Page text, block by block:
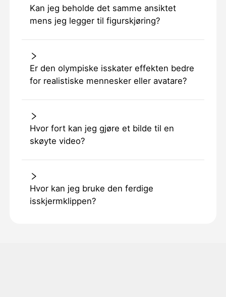
Kan jeg beholde det samme ansiktet
mens jeg legger til figurskjøring?
Er den olympiske isskater effekten bedre
for realistiske mennesker eller avatare?
Hvor fort kan jeg gjøre et bilde til en
skøyte video?
Hvor kan jeg bruke den ferdige
isskjermklippen?